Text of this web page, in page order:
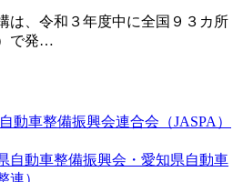
は、令和３年度中に全国９３カ所
で発…
動車整備振興会連合会（JASPA）
自動車整備振興会・愛知県自動車